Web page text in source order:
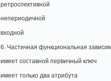
ретроспективной
непериодичной
входной
6. Частичная функциональная
имеет составной первичный ключ
имеет только два атрибута